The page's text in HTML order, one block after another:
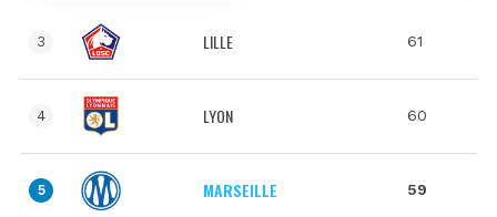
3 LILLE 61
4 LYON 60
5 MARSEILLE 59